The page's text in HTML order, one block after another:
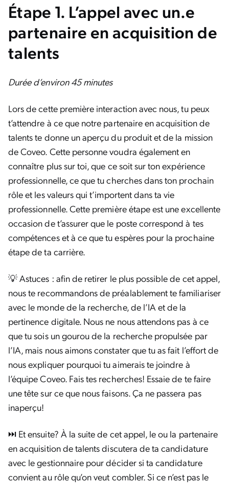
Étape 1. L’appel avec un.e
partenaire en acquisition de
talents
Durée d’environ 45 minutes
Lors de cette première interaction avec nous, tu peux
t’attendre à ce que notre partenaire en acquisition de
talents te donne un aperçu du produit et de la mission
de Coveo. Cette personne voudra également en
connaître plus sur toi, que ce soit sur ton expérience
professionnelle, ce que tu cherches dans ton prochain
rôle et les valeurs qui t’importent dans ta vie
professionnelle. Cette première étape est une excellente
occasion de t’assurer que le poste correspond à tes
compétences et à ce que tu espères pour la prochaine
étape de ta carrière.
💡 Astuces : afin de retirer le plus possible de cet appel,
nous te recommandons de préalablement te familiariser
avec le monde de la recherche, de l’IA et de la
pertinence digitale. Nous ne nous attendons pas à ce
que tu sois un gourou de la recherche propulsée par
l’IA, mais nous aimons constater que tu as fait l’effort de
nous expliquer pourquoi tu aimerais te joindre à
l’équipe Coveo. Fais tes recherches! Essaie de te faire
une tête sur ce que nous faisons. Ça ne passera pas
inaperçu!
⏭️ Et ensuite? À la suite de cet appel, le ou la partenaire
en acquisition de talents discutera de ta candidature
avec le gestionnaire pour décider si ta candidature
convient au rôle qu’on veut combler. Si ce n’est pas le